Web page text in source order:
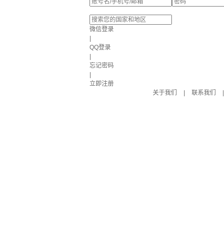
微信登录
QQ登录
忘记密码
立即注册
关于我们
联系我们